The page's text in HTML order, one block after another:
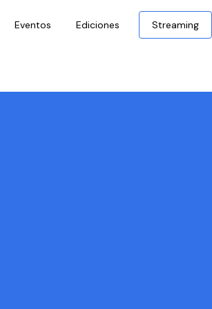
Eventos Ediciones Streaming